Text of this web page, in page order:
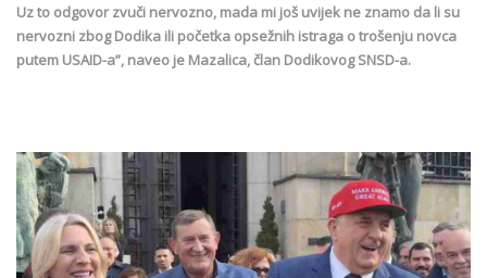
Uz to odgovor zvuči nervozno, mada mi još uvijek ne znamo da li su
nervozni zbog Dodika ili početka opsežnih istraga o trošenju novca
putem USAID-a”, naveo je Mazalica, član Dodikovog SNSD-a.